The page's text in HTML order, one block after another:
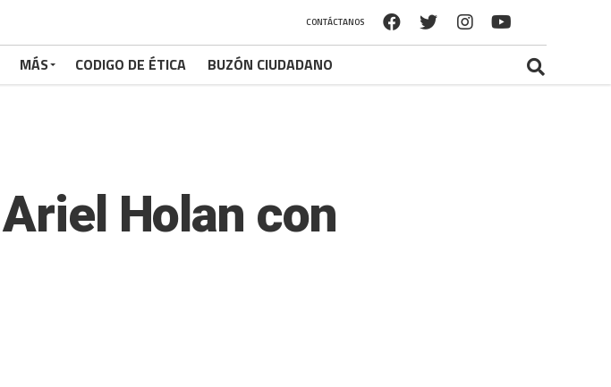
CONTÁCTANOS
MÁS CODIGO DE ÉTICA BUZÓN CIUDADANO
Holan con